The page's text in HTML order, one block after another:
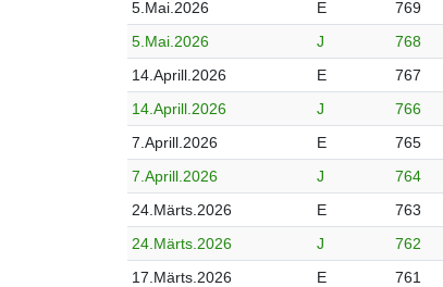
5.Mai.2026
E 769
5.Mai.2026
J 768
14.Aprill.2026
E 767
14.Aprill.2026
J 766
7.Aprill.2026
E 765
7.Aprill.2026
J 764
24.Märts.2026
E 763
24.Märts.2026
J 762
17.Märts.2026
E 761